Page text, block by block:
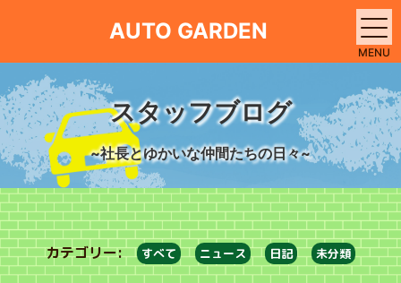
AUTO GARDEN
MENU
スタッフブログ
~社長とゆかいな仲間たちの日々~
カテゴリー: すべて ニュース 日記 未分類